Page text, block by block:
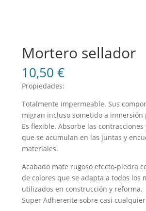
Mortero sellador
10,50 €
Propiedades:
Totalmente impermeable. Sus
migran incluso sometido a inmersión
Es flexible. Absorbe las
que se acumulan en las juntas y
materiales.
Acabado mate rugoso efecto-piedra
de colores que se adapta a todos los
utilizados en construcción y reforma.
Super Adherente sobre casi